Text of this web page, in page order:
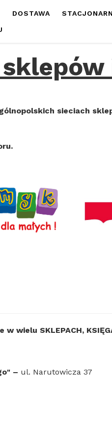
DOSTAWA
sieciach
wielu SKLEPACH,
" – ul. Narutowicza 37